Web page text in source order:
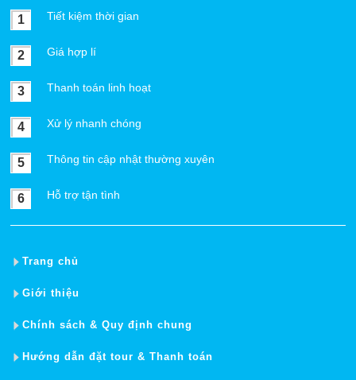
1 Tiết kiệm thời gian
2 Giá hợp lí
3 Thanh toán linh hoạt
4 Xử lý nhanh chóng
5 Thông tin cập nhật thường xuyên
6 Hỗ trợ tận tình
Trang chủ
Giới thiệu
Chính sách & Quy định chung
Hướng dẫn đặt tour & Thanh toán